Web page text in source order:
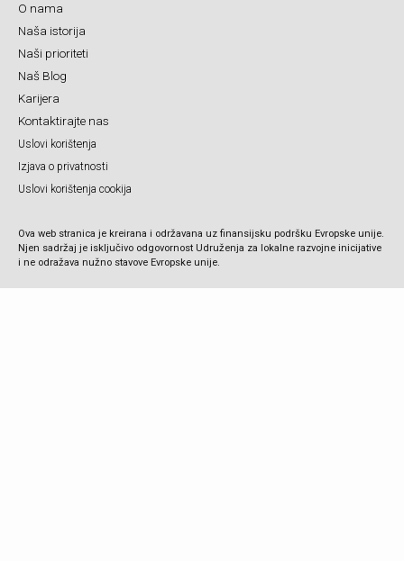
O nama
Naša istorija
Naši prioriteti
Naš Blog
Karijera
Kontaktirajte nas
Uslovi korištenja
Izjava o privatnosti
Uslovi korištenja cookija
Ova web stranica je kreirana i održavana uz finansijsku podršku Evropske unije.
Njen sadržaj je isključivo odgovornost Udruženja za lokalne razvojne inicijative
i ne odražava nužno stavove Evropske unije.